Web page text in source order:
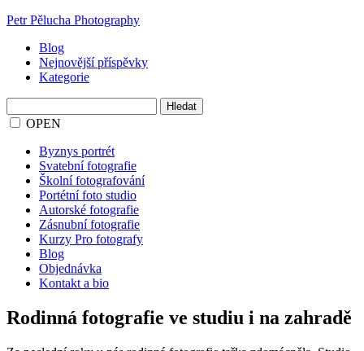
Petr Pělucha Photography
Blog
Nejnovější příspěvky
Kategorie
OPEN
Byznys portrét
Svatební fotografie
Školní fotografování
Portétní foto studio
Autorské fotografie
Zásnubní fotografie
Kurzy Pro fotografy
Blog
Objednávka
Kontakt a bio
Rodinná fotografie ve studiu i na zahradě